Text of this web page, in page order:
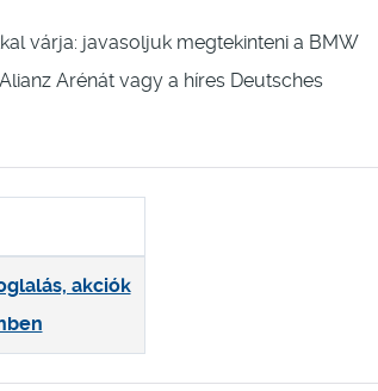
várja: javasoljuk megtekinteni a BMW
Arénát vagy a híres Deutsches
akciók